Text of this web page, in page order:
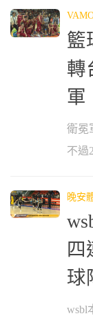
籃
轉
軍
衛冕
不過
晚安
四
球
wsbl